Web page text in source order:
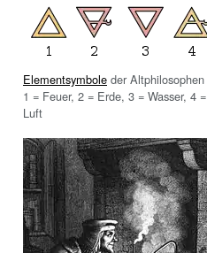
Elementsymbole der Altphilosophen
1 = Feuer, 2 = Erde, 3 = Wasser, 4 =
Luft